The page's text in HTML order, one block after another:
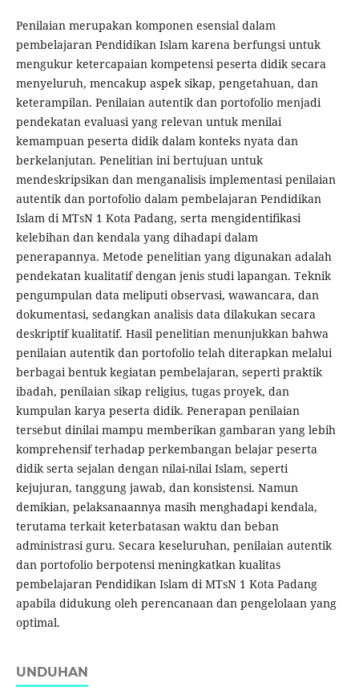
Penilaian merupakan komponen esensial dalam
pembelajaran Pendidikan Islam karena berfungsi untuk
mengukur ketercapaian kompetensi peserta didik secara
menyeluruh, mencakup aspek sikap, pengetahuan, dan
keterampilan. Penilaian autentik dan portofolio menjadi
pendekatan evaluasi yang relevan untuk menilai
kemampuan peserta didik dalam konteks nyata dan
berkelanjutan. Penelitian ini bertujuan untuk
mendeskripsikan dan menganalisis implementasi penilaian
autentik dan portofolio dalam pembelajaran Pendidikan
Islam di MTsN 1 Kota Padang, serta mengidentifikasi
kelebihan dan kendala yang dihadapi dalam
penerapannya. Metode penelitian yang digunakan adalah
pendekatan kualitatif dengan jenis studi lapangan. Teknik
pengumpulan data meliputi observasi, wawancara, dan
dokumentasi, sedangkan analisis data dilakukan secara
deskriptif kualitatif. Hasil penelitian menunjukkan bahwa
penilaian autentik dan portofolio telah diterapkan melalui
berbagai bentuk kegiatan pembelajaran, seperti praktik
ibadah, penilaian sikap religius, tugas proyek, dan
kumpulan karya peserta didik. Penerapan penilaian
tersebut dinilai mampu memberikan gambaran yang lebih
komprehensif terhadap perkembangan belajar peserta
didik serta sejalan dengan nilai-nilai Islam, seperti
kejujuran, tanggung jawab, dan konsistensi. Namun
demikian, pelaksanaannya masih menghadapi kendala,
terutama terkait keterbatasan waktu dan beban
administrasi guru. Secara keseluruhan, penilaian autentik
dan portofolio berpotensi meningkatkan kualitas
pembelajaran Pendidikan Islam di MTsN 1 Kota Padang
apabila didukung oleh perencanaan dan pengelolaan yang
optimal.
UNDUHAN